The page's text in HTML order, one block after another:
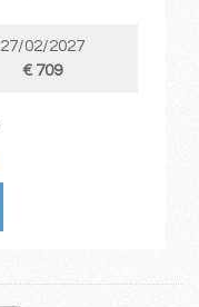
27/02/2027
€ 709